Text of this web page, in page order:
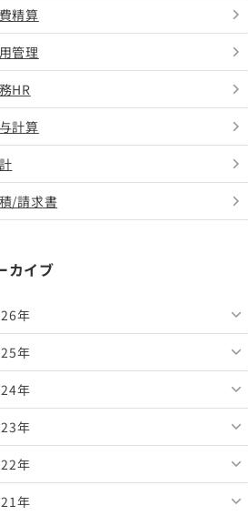
精算
管理
HR
計算
/請求書
カイブ
年
年8月
年7月
年6月
年5月
年4月
年
年12月
年11月
年10月
年9月
年
年12月
年11月
年10月
年
年12月
年11月
年
年12月
年